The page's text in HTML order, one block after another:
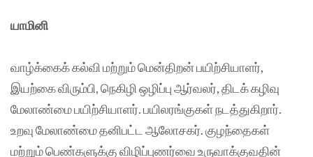
யாமினி
வாழ்க்கைக் கல்வி மற்றும் மென்திறன் பயிற்சியாளர்,
இயற்கை விரும்பி, நெகிழி ஒழிப்பு ஆர்வலர், திடக் கழிவு
மேலாண்மை பயிற்சியாளர். பயிலரங்குகள் நடத்துகிறார்.
உறவு மேலாண்மை தனிபட்ட ஆலோசகர். குழந்தைகள்
மற்றும் பெண்களுக்கு விழிப்புணர்வை உருவாக்குவதின்